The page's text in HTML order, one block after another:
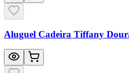
Aluguel Cadeira Tiffany